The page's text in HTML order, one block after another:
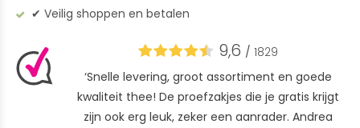
✔︎ Veilig shoppen en betalen
9,6 / 1829
‘Snelle levering, groot assortiment en goede
kwaliteit thee! De proefzakjes die je gratis krijgt
zijn ook erg leuk, zeker een aanrader. Andrea